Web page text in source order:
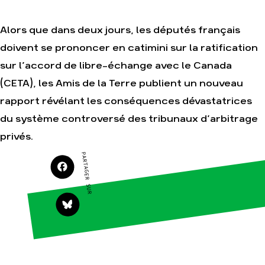
S'engager sur le
terrain
campagnes
Transmettre tout
ou partie de son
patrimoine
Télécharger
gratuitement les
citoyens
thématiques
Climat – Énergie
Surproduction
Multinationales
Alors que dans deux jours, les députés français
doivent se prononcer en catimini sur la ratification
sur l’accord de libre-échange avec le Canada
(CETA), les Amis de la Terre publient un nouveau
rapport révélant les conséquences dévastatrices
du système controversé des tribunaux d’arbitrage
privés.
PARTAGER SUR